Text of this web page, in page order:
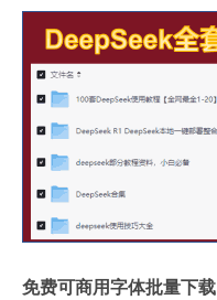
免费可商用字体批量下载